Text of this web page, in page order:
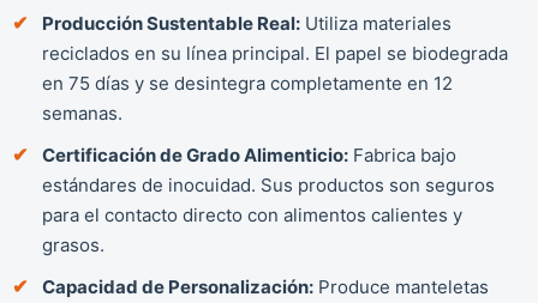
Producción Sustentable Real: Utiliza materiales
reciclados en su línea principal. El papel se biodegrada
en 75 días y se desintegra completamente en 12
semanas.
Certificación de Grado Alimenticio: Fabrica bajo
estándares de inocuidad. Sus productos son seguros
para el contacto directo con alimentos calientes y
grasos.
Capacidad de Personalización: Produce manteletas